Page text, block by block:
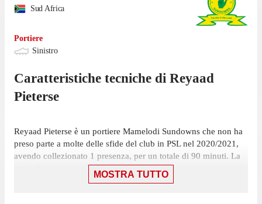
Sud Africa
Portiere
Sinistro
Caratteristiche tecniche di Reyaad
Pieterse
Reyaad Pieterse è un portiere Mamelodi Sundowns che non ha
preso parte a molte delle sfide del club in PSL nel 2020/2021,
avendo collezionato 1 presenza, per un totale di 90 minuti. La
sua unica presenza è stata da titolare.
MOSTRA TUTTO